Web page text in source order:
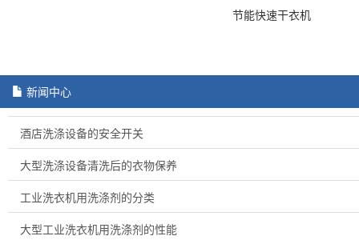
节能快速干衣机
新闻中心
酒店洗涤设备的安全开关
大型洗涤设备清洗后的衣物保养
工业洗衣机用洗涤剂的分类
大型工业洗衣机用洗涤剂的性能